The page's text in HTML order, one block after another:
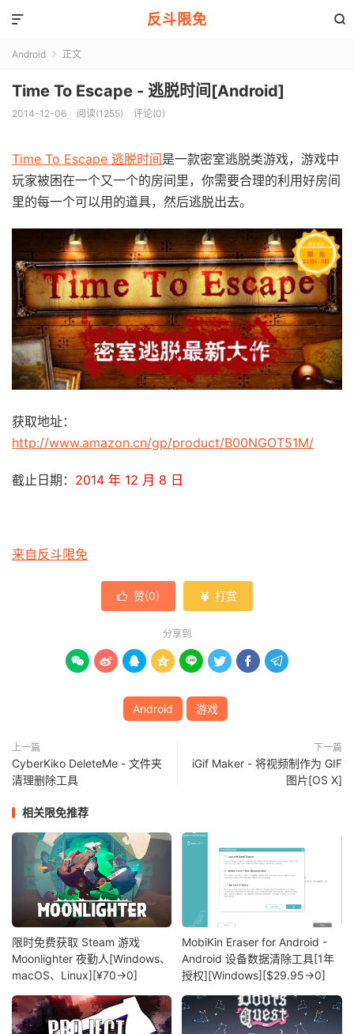
反斗限免 

Android  正文
Time To Escape - 逃脱时间[Android]
2014-12-06 阅读(1255) 评论(0)
Time To Escape 逃脱时间是一款密室逃脱类游戏，游戏中
玩家被困在一个又一个的房间里，你需要合理的利用好房间
里的每一个可以用的道具，然后逃脱出去。
获取地址：
http://www.amazon.cn/gp/product/B00NGOT51M/
截止日期： 2014 年 12 月 8 日
来自反斗限免
 赞(0)  打赏
分享到
       
Android 游戏
上一篇
CyberKiko DeleteMe - 文件夹
清理删除工具
下一篇
iGif Maker - 将视频制作为 GIF
图片[OS X]
相关限免推荐
限时免费获取 Steam 游戏
Moonlighter 夜勤人[Windows、
macOS、Linux][¥70→0]
MobiKin Eraser for Android -
Android 设备数据清除工具[1年
授权][Windows][$29.95→0]